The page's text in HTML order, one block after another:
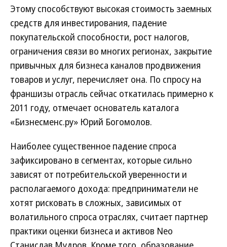
Этому способствуют высокая стоимость заемных
средств для инвестирования, падение
покупательской способности, рост налогов,
ограничения связи во многих регионах, закрытие
привычных для бизнеса каналов продвижения
товаров и услуг, перечисляет она. По спросу на
франшизы отрасль сейчас откатилась примерно к
2011 году, отмечает основатель каталога
«Бизнесменс.ру» Юрий Богомолов.
Наиболее существенное падение спроса
зафиксировано в сегментах, которые сильно
зависят от потребительской уверенности и
располагаемого дохода: предприниматели не
хотят рисковать в сложных, зависимых от
волатильного спроса отраслях, считает партнер
практики оценки бизнеса и активов Neo